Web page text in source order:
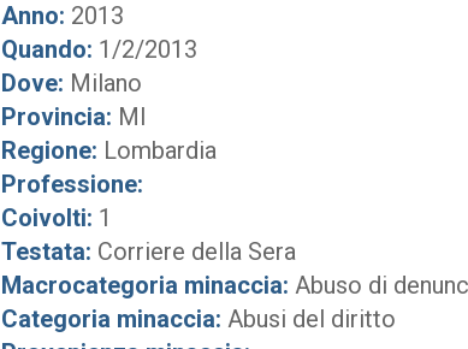
Anno: 2013
Quando: 1/2/2013
Dove: Milano
Provincia: MI
Regione: Lombardia
Professione:
Coivolti: 1
Testata: Corriere della Sera
Macrocategoria minaccia: Abuso di
Categoria minaccia: Abusi del diritto